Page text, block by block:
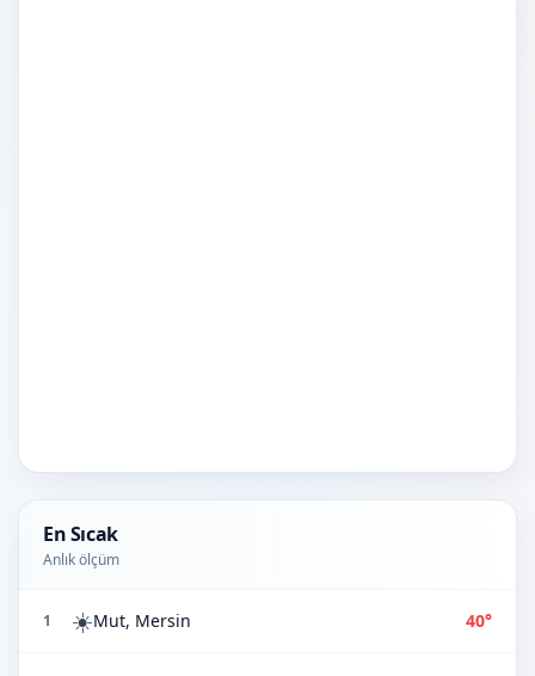
En Sıcak
Anlık ölçüm
1 ☀️Mut, Mersin 40°